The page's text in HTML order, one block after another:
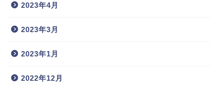
2023年4月
2023年3月
2023年1月
2022年12月